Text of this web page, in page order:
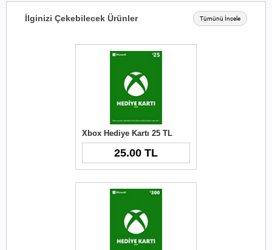
İlginizi Çekebilecek Ürünler Tümünü İncele
Xbox Hediye Kartı 25 TL
25.00 TL